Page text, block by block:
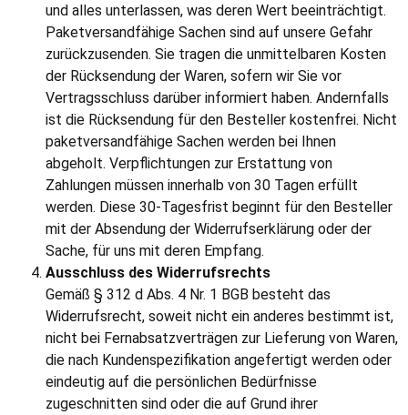
und alles unterlassen, was deren Wert beeinträchtigt.
Paketversandfähige Sachen sind auf unsere Gefahr
zurückzusenden. Sie tragen die unmittelbaren Kosten
der Rücksendung der Waren, sofern wir Sie vor
Vertragsschluss darüber informiert haben. Andernfalls
ist die Rücksendung für den Besteller kostenfrei. Nicht
paketversandfähige Sachen werden bei Ihnen
abgeholt. Verpflichtungen zur Erstattung von
Zahlungen müssen innerhalb von 30 Tagen erfüllt
werden. Diese 30-Tagesfrist beginnt für den Besteller
mit der Absendung der Widerrufserklärung oder der
Sache, für uns mit deren Empfang.
Ausschluss des Widerrufsrechts
Gemäß § 312 d Abs. 4 Nr. 1 BGB besteht das
Widerrufsrecht, soweit nicht ein anderes bestimmt ist,
nicht bei Fernabsatzverträgen zur Lieferung von Waren,
die nach Kundenspezifikation angefertigt werden oder
eindeutig auf die persönlichen Bedürfnisse
zugeschnitten sind oder die auf Grund ihrer